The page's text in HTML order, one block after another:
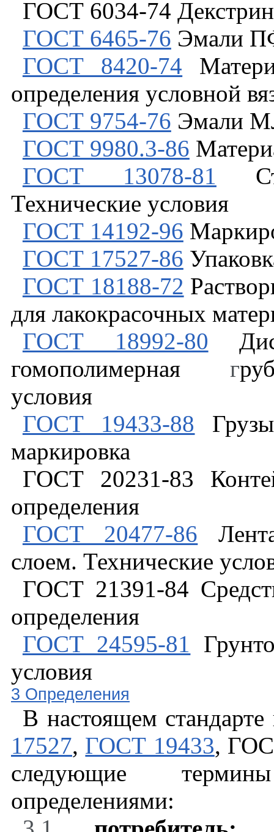
ГОСТ 6034-74
ГОСТ 6465-76 Эмали
ГОСТ 8420-74
определения условной
ГОСТ 9754-76 Эмали
ГОСТ 9980.3-86
ГОСТ 13078-81
Технические условия
ГОСТ 14192-96
ГОСТ 17527-86
ГОСТ 18188-72
для лакокрасочных
ГОСТ 18992-80
гомополимерная г
условия
ГОСТ 19433-88
маркировка
ГОСТ 20231-83
определения
ГОСТ 20477-86
слоем. Технические
ГОСТ 21391-84
определения
ГОСТ 24595-81
условия
3 Определения
В настоящем
17527, ГОСТ 19433,
следующие
определениями: